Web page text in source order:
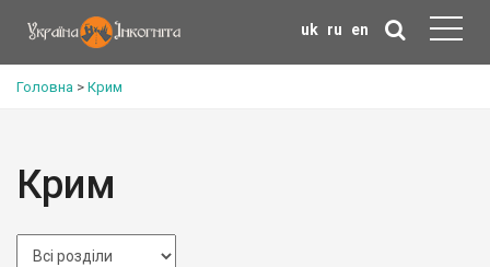
uk ru en
Головна > Крим
Крим